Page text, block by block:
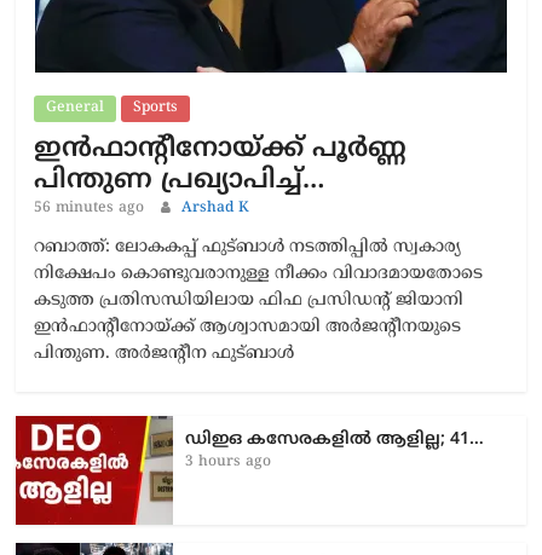
General Sports
ഇൻഫാന്റീനോയ്ക്ക് പൂർണ്ണ
പിന്തുണ പ്രഖ്യാപിച്ച്…
56 minutes ago Arshad K
റബാത്ത്: ലോകകപ്പ് ഫുട്ബാൾ നടത്തിപ്പിൽ സ്വകാര്യ
നിക്ഷേപം കൊണ്ടുവരാനുള്ള നീക്കം വിവാദമായതോടെ
കടുത്ത പ്രതിസന്ധിയിലായ ഫിഫ പ്രസിഡന്റ് ജിയാനി
ഇൻഫാന്റീനോയ്ക്ക് ആശ്വാസമായി അർജന്റീനയുടെ
പിന്തുണ. അർജന്റീന ഫുട്ബാൾ
ഡിഇഒ കസേരകളില്‍ ആളില്ല; 41…
3 hours ago